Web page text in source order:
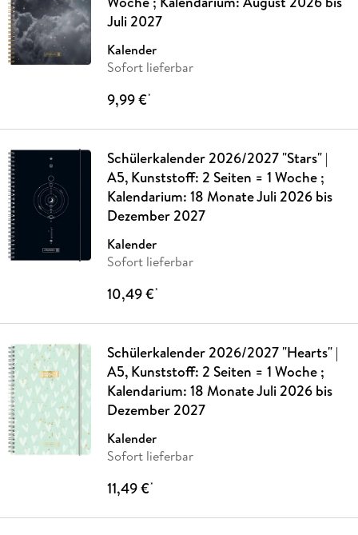
Juli 2027
Kalender
Sofort lieferbar
9,99 €*
Schülerkalender 2026/2027 "Stars" |
A5, Kunststoff: 2 Seiten = 1 Woche ;
Kalendarium: 18 Monate Juli 2026 bis
Dezember 2027
Kalender
Sofort lieferbar
10,49 €*
Schülerkalender 2026/2027 "Hearts" |
A5, Kunststoff: 2 Seiten = 1 Woche ;
Kalendarium: 18 Monate Juli 2026 bis
Dezember 2027
Kalender
Sofort lieferbar
11,49 €*